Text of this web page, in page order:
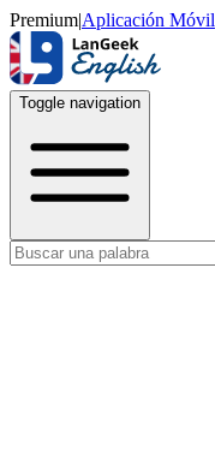
Premium|Aplicación Móvil
Toggle navigation